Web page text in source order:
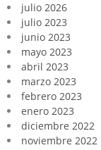
julio 2026
julio 2023
junio 2023
mayo 2023
abril 2023
marzo 2023
febrero 2023
enero 2023
diciembre 2022
noviembre 2022